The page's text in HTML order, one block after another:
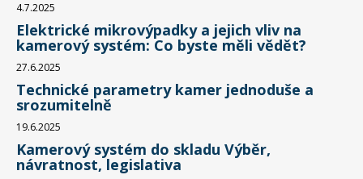
4.7.2025
Elektrické mikrovýpadky a jejich vliv na
kamerový systém: Co byste měli vědět?
27.6.2025
Technické parametry kamer jednoduše a
srozumitelně
19.6.2025
Kamerový systém do skladu Výběr,
návratnost, legislativa